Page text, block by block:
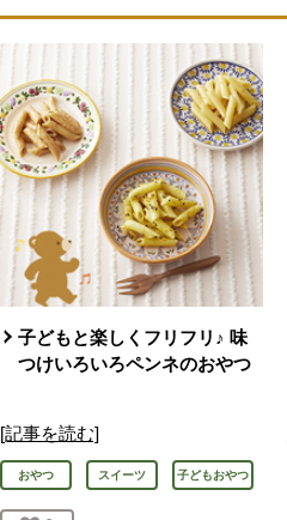
子どもと楽しくフリフリ♪ 味
つけいろいろペンネのおやつ
[記事を読む]
おやつ スイーツ 子どもおやつ